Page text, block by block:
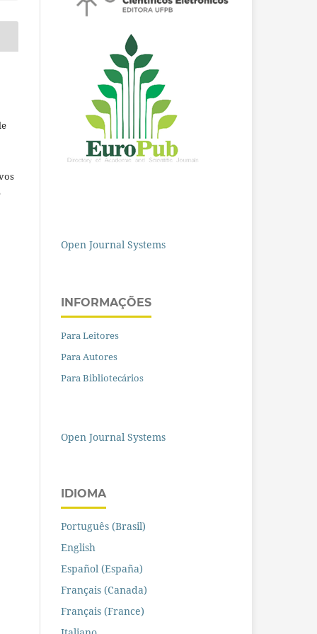
Open Journal Systems
INFORMAÇÕES
Para Leitores
Para Autores
Para Bibliotecários
Open Journal Systems
IDIOMA
Português (Brasil)
English
Español (España)
Français (Canada)
Français (France)